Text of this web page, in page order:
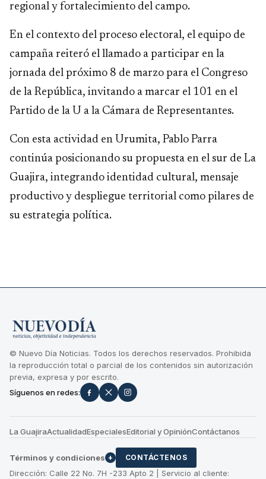
regional y fortalecimiento del campo.
En el contexto del proceso electoral, el equipo de
campaña reiteró el llamado a participar en la
jornada del próximo 8 de marzo para el Congreso
de la República, invitando a marcar el 101 en el
Partido de la U a la Cámara de Representantes.
Con esta actividad en Urumita, Pablo Parra
continúa posicionando su propuesta en el sur de La
Guajira, integrando identidad cultural, mensaje
productivo y despliegue territorial como pilares de
su estrategia política.
© Nuevo Día Noticias. Todos los derechos reservados. Prohibida
la reproducción total o parcial de los contenidos sin autorización
previa, expresa y por escrito.
Síguenos en redes:
La GuajiraActualidadEspecialesEditorial y OpiniónContáctanos
Términos y condiciones + CONTÁCTENOS
Dirección: Calle 22 No. 7H -233 Apto 2 | Servicio al cliente: